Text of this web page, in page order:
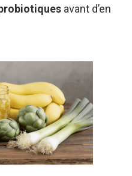
avant d’en